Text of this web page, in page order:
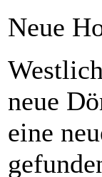
Neue
neue
eine